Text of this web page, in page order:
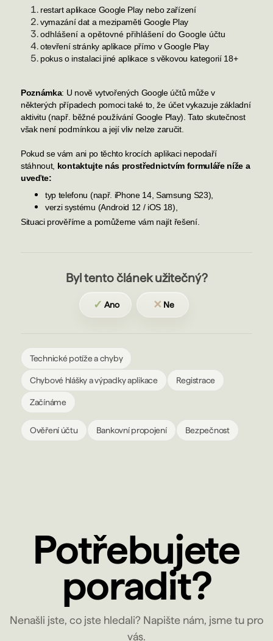
restart aplikace Google Play nebo zařízení
vymazání dat a mezipaměti Google Play
odhlášení a opětovné přihlášení do Google účtu
otevření stránky aplikace přímo v Google Play
pokus o instalaci jiné aplikace s věkovou kategorií 18+
Poznámka: U nově vytvořených Google účtů může v
některých případech pomoci také to, že účet vykazuje základní
aktivitu (např. běžné používání Google Play). Tato skutečnost
však není podmínkou a její vliv nelze zaručit.
Pokud se vám ani po těchto krocích aplikaci nepodaří
stáhnout, kontaktujte nás prostřednictvím formuláře níže a
uveďte:
typ telefonu (např. iPhone 14, Samsung S23),
verzi systému (Android 12 / iOS 18),
Situaci prověříme a pomůžeme vám najít řešení.
Byl tento článek užitečný?
✓ Ano ✕ Ne
Technické potíže a chyby
Chybové hlášky a výpadky aplikace Registrace
Začínáme
Ověření účtu Bankovní propojení Bezpečnost
Potřebujete
poradit?
Nenašli jste, co jste hledali? Napište nám, jsme tu pro
vás.